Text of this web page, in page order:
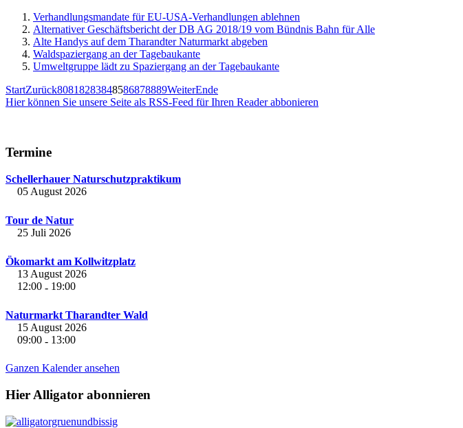
Verhandlungsmandate für EU-USA-Verhandlungen ablehnen
Alternativer Geschäftsbericht der DB AG 2018/19 vom Bündnis Bahn für Alle
Alte Handys auf dem Tharandter Naturmarkt abgeben
Waldspaziergang an der Tagebaukante
Umweltgruppe lädt zu Spaziergang an der Tagebaukante
StartZurück80818283848586878889WeiterEnde
Hier können Sie unsere Seite als RSS-Feed für Ihren Reader abbonieren
Termine
Schellerhauer Naturschutzpraktikum
05 August 2026
Tour de Natur
25 Juli 2026
Ökomarkt am Kollwitzplatz
13 August 2026
12:00 - 19:00
Naturmarkt Tharandter Wald
15 August 2026
09:00 - 13:00
Ganzen Kalender ansehen
Hier Alligator abonnieren